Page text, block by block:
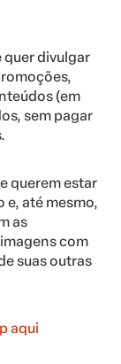
quer divulgar
(em
sem pagar
querem estar
e, até mesmo,
as
com
suas outras
aqui